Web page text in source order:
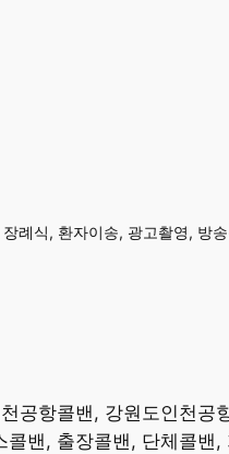
례식, 환자이송, 광고촬영, 방
공항콜밴, 강원도인천공
밴, 출장콜밴, 단체콜밴,